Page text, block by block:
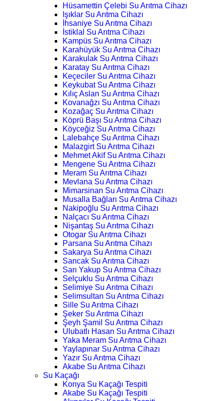
Hüsamettin Çelebi Su Arıtma Cihazı
Işıklar Su Arıtma Cihazı
İhsaniye Su Arıtma Cihazı
İstiklal Su Arıtma Cihazı
Kampüs Su Arıtma Cihazı
Karahüyük Su Arıtma Cihazı
Karakulak Su Arıtma Cihazı
Karatay Su Arıtma Cihazı
Keçeciler Su Arıtma Cihazı
Keykubat Su Arıtma Cihazı
Kılıç Aslan Su Arıtma Cihazı
Kovanağzı Su Arıtma Cihazı
Kozağaç Su Arıtma Cihazı
Köprü Başı Su Arıtma Cihazı
Köyceğiz Su Arıtma Cihazı
Lalebahçe Su Arıtma Cihazı
Malazgirt Su Arıtma Cihazı
Mehmet Akif Su Arıtma Cihazı
Mengene Su Arıtma Cihazı
Meram Su Arıtma Cihazı
Mevlana Su Arıtma Cihazı
Mimarsinan Su Arıtma Cihazı
Musalla Bağları Su Arıtma Cihazı
Nakipoğlu Su Arıtma Cihazı
Nalçacı Su Arıtma Cihazı
Nişantaş Su Arıtma Cihazı
Otogar Su Arıtma Cihazı
Parsana Su Arıtma Cihazı
Sakarya Su Arıtma Cihazı
Sancak Su Arıtma Cihazı
Sarı Yakup Su Arıtma Cihazı
Selçuklu Su Arıtma Cihazı
Selimiye Su Arıtma Cihazı
Selimsultan Su Arıtma Cihazı
Sille Su Arıtma Cihazı
Şeker Su Arıtma Cihazı
Şeyh Şamil Su Arıtma Cihazı
Ulubatlı Hasan Su Arıtma Cihazı
Yaka Meram Su Arıtma Cihazı
Yaylapınar Su Arıtma Cihazı
Yazır Su Arıtma Cihazı
Akabe Su Arıtma Cihazı
Su Kaçağı
Konya Su Kaçağı Tespiti
Akabe Su Kaçağı Tespiti